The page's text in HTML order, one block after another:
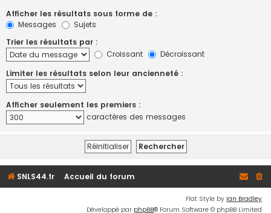
Afficher les résultats sous forme de :
Messages
Sujets
Trier les résultats par :
Croissant
Décroissant
Limiter les résultats selon leur ancienneté :
Afficher seulement les premiers :
caractères des messages
SNLS44.fr Accueil du forum
Flat Style by Ian Bradley
Développé par phpBB® Forum Software © phpBB Limited